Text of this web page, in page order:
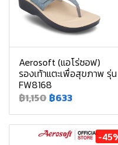
Aerosoft (แอโร่ซอฟ)
รองเท้าแตะเพื่อสุขภาพ รุ่น
FW8168
฿1,150 ฿633
-